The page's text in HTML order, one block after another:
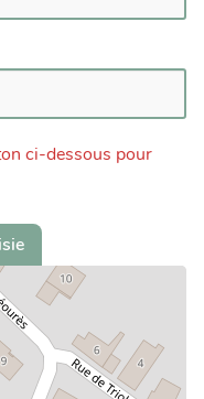
ci-dessous pour